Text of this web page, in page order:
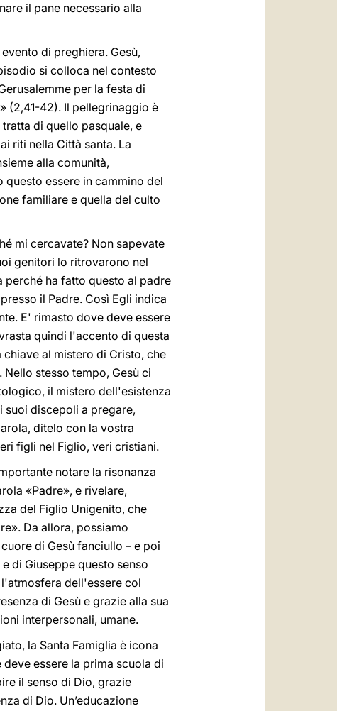
il pane necessario alla
di preghiera. Gesù,
si colloca nel contesto
per la festa di
(2,41-42). Il pellegrinaggio è
di quello pasquale, e
riti nella Città santa. La
alla comunità,
essere in cammino del
familiare e quella del culto
mi cercavate? Non sapevate
genitori lo ritrovarono nel
ha fatto questo al padre
il Padre. Così Egli indica
E' rimasto dove deve essere
quindi l'accento di questa
al mistero di Cristo, che
stesso tempo, Gesù ci
il mistero dell'esistenza
suoi discepoli a pregare,
ditelo con la vostra
figli nel Figlio, veri cristiani.
notare la risonanza
«Padre», e rivelare,
del Figlio Unigenito, che
Da allora, possiamo
di Gesù fanciullo – e poi
di Giuseppe questo senso
dell'essere col
di Gesù e grazie alla sua
interpersonali, umane.
la Santa Famiglia è icona
essere la prima scuola di
il senso di Dio, grazie
di Dio. Un’educazione